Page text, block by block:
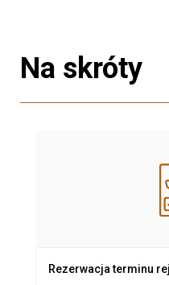
Na skróty
Rezerwacja terminu